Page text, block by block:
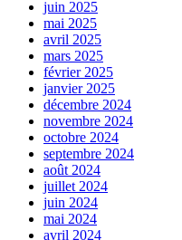
juin 2025
mai 2025
avril 2025
mars 2025
février 2025
janvier 2025
décembre 2024
novembre 2024
octobre 2024
septembre 2024
août 2024
juillet 2024
juin 2024
mai 2024
avril 2024